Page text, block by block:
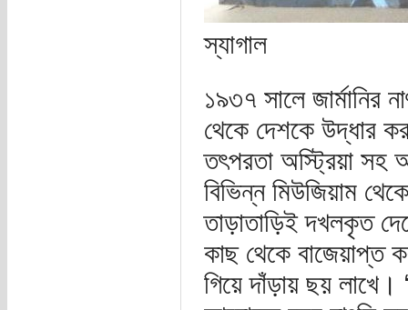
স্যাগাল
১৯৩৭ সালে জার্মানির
থেকে দেশকে উদ্ধার
তৎপরতা অস্ট্রিয়া সহ
বিভিন্ন মিউজিয়াম
তাড়াতাড়িই দখলকৃত
কাছ থেকে বাজেয়াপ্ত
গিয়ে দাঁড়ায় ছয় লাখে।